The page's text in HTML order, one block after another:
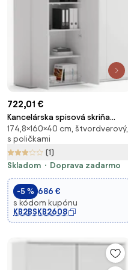
722,01 €
Kancelárska spisová skriňa
BLOCK, 4× dvere, 1600 × 400 ×
1748 mm, biela
174,8×160×40 cm, štvordverový,
s poličkami
(1)
Skladom
Doprava zadarmo
-5 % 686 €
s kódom kupónu
KB2BSKB2608